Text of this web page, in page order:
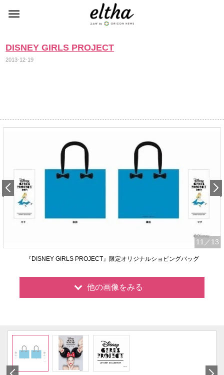
DISNEY GIRLS PROJECT
2013-12-19
11 ／13
『DISNEY GIRLS PROJECT』限定オリジナルショピングバッグ
他の画像をみる